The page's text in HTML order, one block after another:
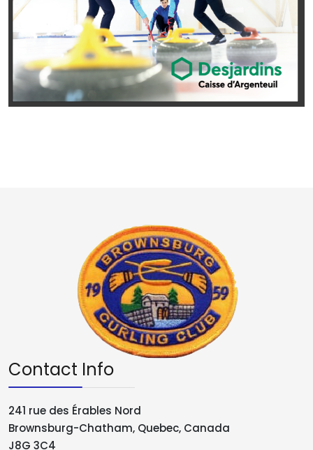
Contact Info
241 rue des Érables Nord
Brownsburg-Chatham, Quebec, Canada
J8G 3C4